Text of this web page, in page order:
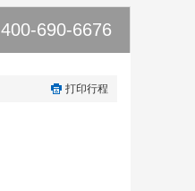
400-690-6676
打印行程